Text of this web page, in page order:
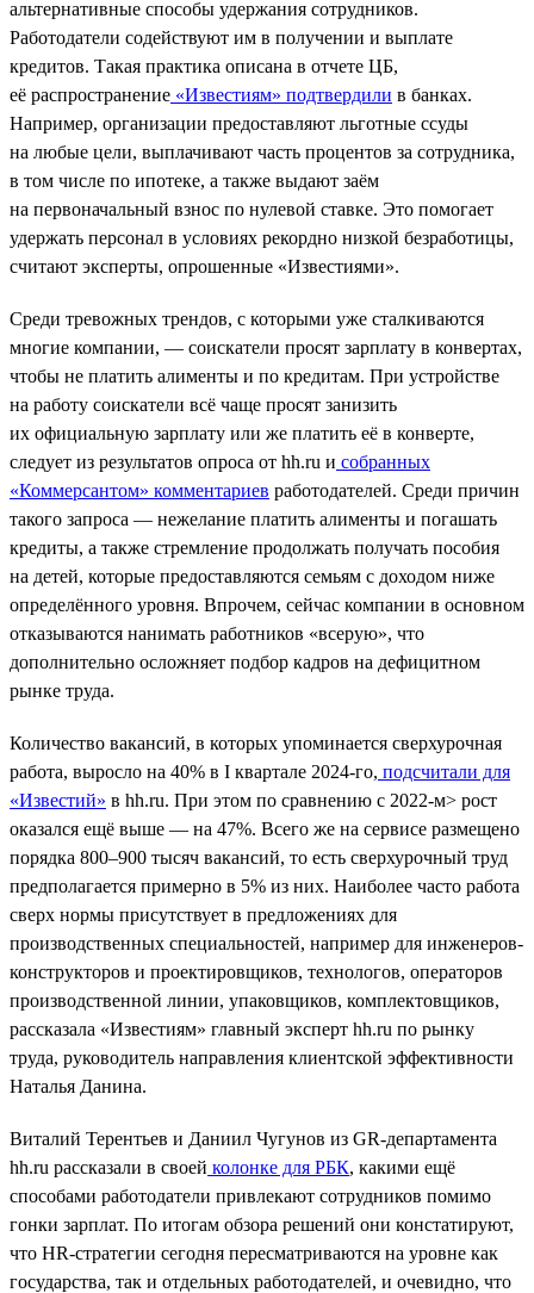
альтернативные способы удержания сотрудников.
Работодатели содействуют им в получении и выплате
кредитов. Такая практика описана в отчете ЦБ,
её распространение «Известиям» подтвердили в банках.
Например, организации предоставляют льготные ссуды
на любые цели, выплачивают часть процентов за сотрудника,
в том числе по ипотеке, а также выдают заём
на первоначальный взнос по нулевой ставке. Это помогает
удержать персонал в условиях рекордно низкой безработицы,
считают эксперты, опрошенные «Известиями».
Среди тревожных трендов, с которыми уже сталкиваются
многие компании, — соискатели просят зарплату в конвертах,
чтобы не платить алименты и по кредитам. При устройстве
на работу соискатели всё чаще просят занизить
их официальную зарплату или же платить её в конверте,
следует из результатов опроса от hh.ru и собранных
«Коммерсантом» комментариев работодателей. Среди причин
такого запроса — нежелание платить алименты и погашать
кредиты, а также стремление продолжать получать пособия
на детей, которые предоставляются семьям с доходом ниже
определённого уровня. Впрочем, сейчас компании в основном
отказываются нанимать работников «всерую», что
дополнительно осложняет подбор кадров на дефицитном
рынке труда.
Количество вакансий, в которых упоминается сверхурочная
работа, выросло на 40% в I квартале 2024-го, подсчитали для
«Известий» в hh.ru. При этом по сравнению с 2022-м> рост
оказался ещё выше — на 47%. Всего же на сервисе размещено
порядка 800–900 тысяч вакансий, то есть сверхурочный труд
предполагается примерно в 5% из них. Наиболее часто работа
сверх нормы присутствует в предложениях для
производственных специальностей, например для инженеров-
конструкторов и проектировщиков, технологов, операторов
производственной линии, упаковщиков, комплектовщиков,
рассказала «Известиям» главный эксперт hh.ru по рынку
труда, руководитель направления клиентской эффективности
Наталья Данина.
Виталий Терентьев и Даниил Чугунов из GR-департамента
hh.ru рассказали в своей колонке для РБК, какими ещё
способами работодатели привлекают сотрудников помимо
гонки зарплат. По итогам обзора решений они констатируют,
что HR-стратегии сегодня пересматриваются на уровне как
государства, так и отдельных работодателей, и очевидно, что